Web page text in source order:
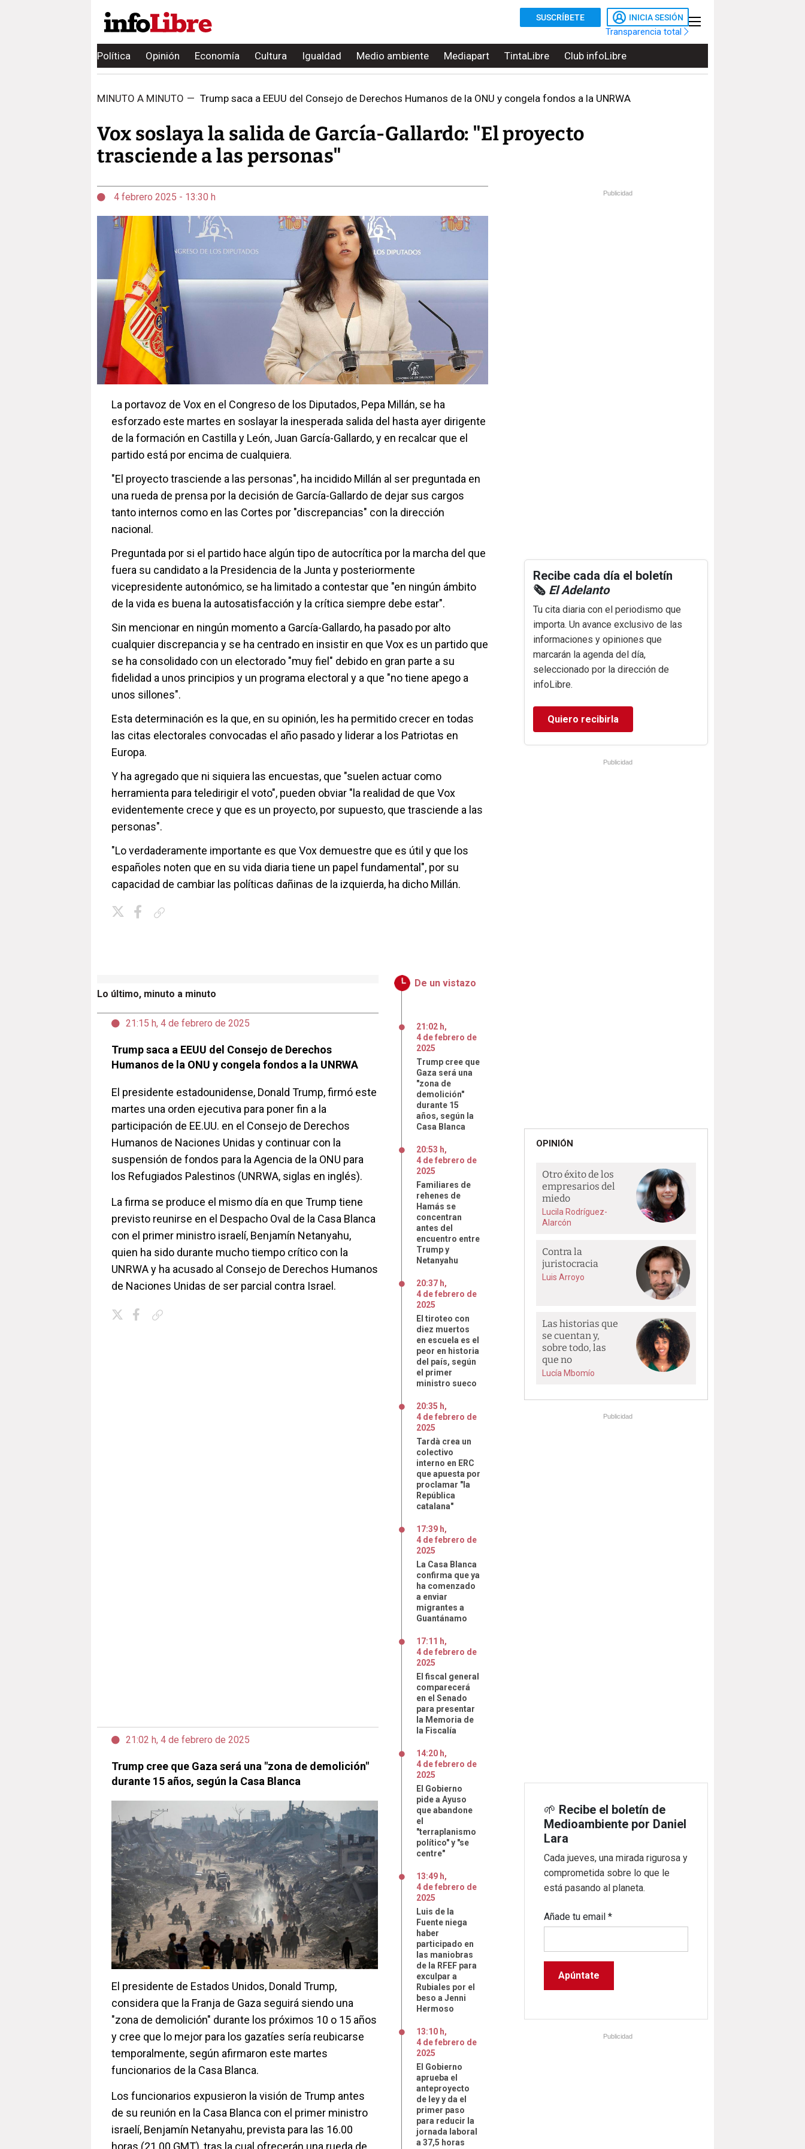
SUSCRÍBETE INICIA SESIÓN
Transparencia total
Política Opinión Economía Cultura Igualdad Medio ambiente Mediapart TintaLibre Club infoLibre
MINUTO A MINUTO — Trump saca a EEUU del Consejo de Derechos Humanos de la ONU y congela fondos a la UNRWA
Vox soslaya la salida de García-Gallardo: "El proyecto
trasciende a las personas"
4 febrero 2025 - 13:30 h
La portavoz de Vox en el Congreso de los Diputados, Pepa Millán, se ha
esforzado este martes en soslayar la inesperada salida del hasta ayer dirigente
de la formación en Castilla y León, Juan García-Gallardo, y en recalcar que el
partido está por encima de cualquiera.
"El proyecto trasciende a las personas", ha incidido Millán al ser preguntada en
una rueda de prensa por la decisión de García-Gallardo de dejar sus cargos
tanto internos como en las Cortes por "discrepancias" con la dirección
nacional.
Preguntada por si el partido hace algún tipo de autocrítica por la marcha del que
fuera su candidato a la Presidencia de la Junta y posteriormente
vicepresidente autonómico, se ha limitado a contestar que "en ningún ámbito
de la vida es buena la autosatisfacción y la crítica siempre debe estar".
Sin mencionar en ningún momento a García-Gallardo, ha pasado por alto
cualquier discrepancia y se ha centrado en insistir en que Vox es un partido que
se ha consolidado con un electorado "muy fiel" debido en gran parte a su
fidelidad a unos principios y un programa electoral y a que "no tiene apego a
unos sillones".
Esta determinación es la que, en su opinión, les ha permitido crecer en todas
las citas electorales convocadas el año pasado y liderar a los Patriotas en
Europa.
Y ha agregado que ni siquiera las encuestas, que "suelen actuar como
herramienta para teledirigir el voto", pueden obviar "la realidad de que Vox
evidentemente crece y que es un proyecto, por supuesto, que trasciende a las
personas".
"Lo verdaderamente importante es que Vox demuestre que es útil y que los
españoles noten que en su vida diaria tiene un papel fundamental", por su
capacidad de cambiar las políticas dañinas de la izquierda, ha dicho Millán.
Lo último, minuto a minuto
21:15 h, 4 de febrero de 2025
Trump saca a EEUU del Consejo de Derechos
Humanos de la ONU y congela fondos a la UNRWA
El presidente estadounidense, Donald Trump, firmó este
martes una orden ejecutiva para poner fin a la
participación de EE.UU. en el Consejo de Derechos
Humanos de Naciones Unidas y continuar con la
suspensión de fondos para la Agencia de la ONU para
los Refugiados Palestinos (UNRWA, siglas en inglés).
La firma se produce el mismo día en que Trump tiene
previsto reunirse en el Despacho Oval de la Casa Blanca
con el primer ministro israelí, Benjamín Netanyahu,
quien ha sido durante mucho tiempo crítico con la
UNRWA y ha acusado al Consejo de Derechos Humanos
de Naciones Unidas de ser parcial contra Israel.
21:02 h, 4 de febrero de 2025
Trump cree que Gaza será una "zona de demolición"
durante 15 años, según la Casa Blanca
El presidente de Estados Unidos, Donald Trump,
considera que la Franja de Gaza seguirá siendo una
"zona de demolición" durante los próximos 10 o 15 años
y cree que lo mejor para los gazatíes sería reubicarse
temporalmente, según afirmaron este martes
funcionarios de la Casa Blanca.
Los funcionarios expusieron la visión de Trump antes
de su reunión en la Casa Blanca con el primer ministro
israelí, Benjamín Netanyahu, prevista para las 16.00
horas (21.00 GMT), tras la cual ofrecerán una rueda de
De un vistazo
21:02 h,
4 defebrero de
2025
Trump cree que
Gaza será una
"zona de
demolición"
durante 15
años, según la
Casa Blanca
20:53 h,
4 defebrero de
2025
Familiares de
rehenes de
Hamás se
concentran
antes del
encuentro entre
Trump y
Netanyahu
20:37 h,
4 defebrero de
2025
El tiroteo con
diez muertos
en escuela es el
peor en historia
del país, según
el primer
ministro sueco
20:35 h,
4 defebrero de
2025
Tardà crea un
colectivo
interno en ERC
que apuesta por
proclamar "la
República
catalana"
17:39 h,
4 defebrero de
2025
La Casa Blanca
confirma que ya
ha comenzado
a enviar
migrantes a
Guantánamo
17:11 h,
4 defebrero de
2025
El fiscal general
comparecerá
en el Senado
para presentar
la Memoria de
la Fiscalía
14:20 h,
4 defebrero de
2025
El Gobierno
pide a Ayuso
que abandone
el
"terraplanismo
político" y "se
centre"
13:49 h,
4 defebrero de
2025
Luis de la
Fuente niega
haber
participado en
las maniobras
de la RFEF para
exculpar a
Rubiales por el
beso a Jenni
Hermoso
13:10 h,
4 defebrero de
2025
El Gobierno
aprueba el
anteproyecto
de ley y da el
primer paso
para reducir la
jornada laboral
a 37,5 horas
Publicidad
Recibe cada día el boletín
🗞️ El Adelanto
Tu cita diaria con el periodismo que
importa. Un avance exclusivo de las
informaciones y opiniones que
marcarán la agenda del día,
seleccionado por la dirección de
infoLibre.
Quiero recibirla
Publicidad
OPINIÓN
Otro éxito de los
empresarios del
miedo
Lucila Rodríguez-
Alarcón
Contra la
juristocracia
Luis Arroyo
Las historias que
se cuentan y,
sobre todo, las
que no
Lucía Mbomío
Publicidad
🌱 Recibe el boletín de
Medioambiente por Daniel
Lara
Cada jueves, una mirada rigurosa y
comprometida sobre lo que le
está pasando al planeta.
Añade tu email*
Publicidad